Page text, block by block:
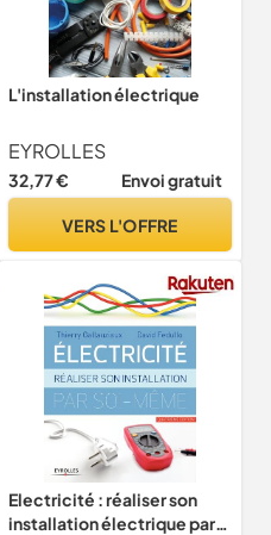
L'installation électrique
EYROLLES
32,77 € Envoi gratuit
VERS L'OFFRE
Electricité : réaliser son
installation électrique par